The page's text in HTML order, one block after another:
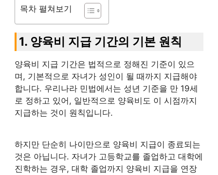
목차 펼쳐보기
1. 양육비 지급 기간의 기본 원칙
양육비 지급 기간은 법적으로 정해진 기준이 있으
며, 기본적으로 자녀가 성인이 될 때까지 지급해야
합니다. 우리나라 민법에서는 성년 기준을 만 19세
로 정하고 있어, 일반적으로 양육비도 이 시점까지
지급하는 것이 원칙입니다.
하지만 단순히 나이만으로 양육비 지급이 종료되는
것은 아닙니다. 자녀가 고등학교를 졸업하고 대학에
진학하는 경우, 대학 졸업까지 양육비 지급을 연장